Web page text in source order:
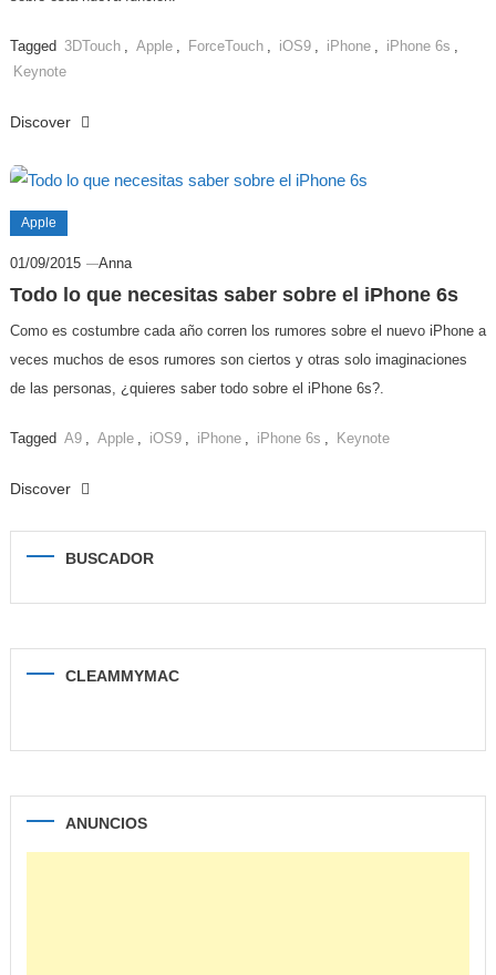
Tagged 3DTouch Apple ForceTouch iOS9 iPhone iPhone 6s
Keynote
Discover
Apple
01/09/2015 Anna
Todo lo que necesitas saber sobre el iPhone 6s
Como es costumbre cada año corren los rumores sobre el nuevo iPhone a
veces muchos de esos rumores son ciertos y otras solo imaginaciones
de las personas, ¿quieres saber todo sobre el iPhone 6s?.
Tagged A9 Apple iOS9 iPhone iPhone 6s Keynote
Discover
BUSCADOR
CLEAMMYMAC
ANUNCIOS